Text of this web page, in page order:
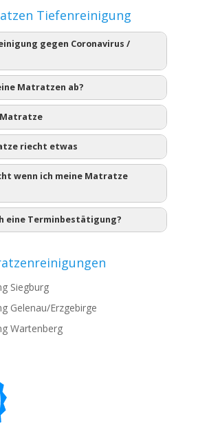
Tiefenreinigung
gegen Coronavirus /
Matratzen ab?
riecht etwas
wenn ich meine Matratze
eine Terminbestätigung?
Siegburg
Gelenau/Erzgebirge
Wartenberg